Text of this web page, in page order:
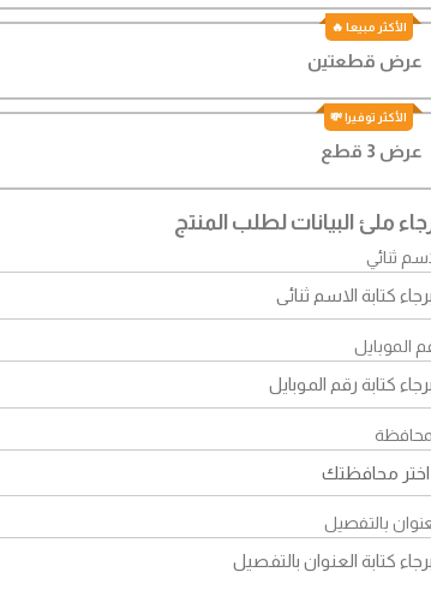
عرض قطعتين
عرض 3 قطع
ملئ البيانات لطلب المنتج
ثنائي
الموبايل
بالتفصيل